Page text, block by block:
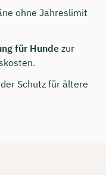
ohne Jahreslimit
für Hundezur
Schutz für ältere